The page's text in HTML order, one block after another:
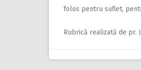
folos pentru suflet,
Rubrică realizată de pr.